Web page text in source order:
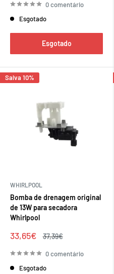
venda
0 comentário
Esgotado
Esgotado
Salva 10%
WHIRLPOOL
Bomba de drenagem original
de 13W para secadora
Whirlpool
Preço
venda
33,65€
Preço
37,39€
0 comentário
Esgotado